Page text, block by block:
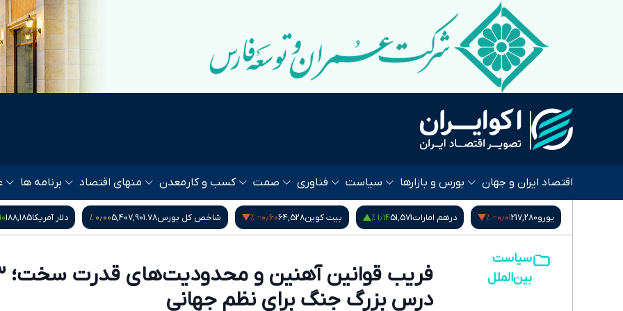
اقتصاد ایران و جهان بورس و بازارها سیاست فناوری صمت کسب و کار معدن منهای اقتصاد برنامه ها
درهم امارات51,571۱٫۱۴ % بیت کوین64,528 ‎−۰٫۶۰ % شاخص کل بورس 5,407,901.78۰٫۰۰ % دلار آمریکا188,185۰٫۱۰ % گرم طلای ۱۸ عیار
سیاست
بین‌الملل
فریب
درس بزرگ جنگ برای نظم جهانی